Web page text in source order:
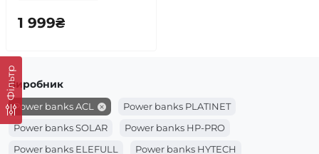
Фільтр
1 999₴
Виробник
Power banks ACL
Power banks PLATINET
Power banks SOLAR
Power banks HP-PRO
Power banks ELEFULL
Power banks HYTECH